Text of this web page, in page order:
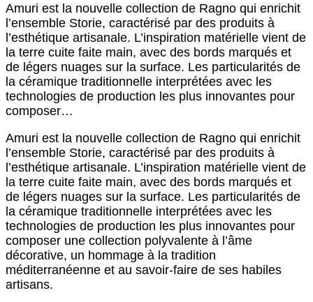
Amuri est la nouvelle collection de Ragno qui enrichit
l’ensemble Storie, caractérisé par des produits à
l’esthétique artisanale. L’inspiration matérielle vient de
la terre cuite faite main, avec des bords marqués et
de légers nuages sur la surface. Les particularités de
la céramique traditionnelle interprétées avec les
technologies de production les plus innovantes pour
composer…
Amuri est la nouvelle collection de Ragno qui enrichit
l’ensemble Storie, caractérisé par des produits à
l’esthétique artisanale. L’inspiration matérielle vient de
la terre cuite faite main, avec des bords marqués et
de légers nuages sur la surface. Les particularités de
la céramique traditionnelle interprétées avec les
technologies de production les plus innovantes pour
composer une collection polyvalente à l’âme
décorative, un hommage à la tradition
méditerranéenne et au savoir-faire de ses habiles
artisans.